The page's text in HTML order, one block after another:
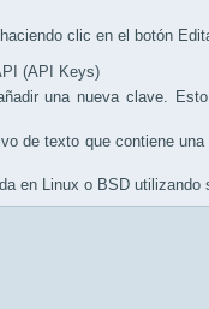
clic en el botón
(API Keys)
una nueva clave.
de texto que contiene
en Linux o BSD utilizando